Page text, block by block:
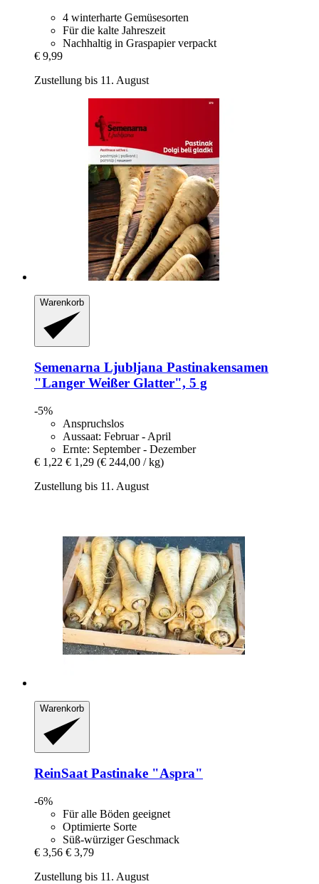
4 winterharte Gemüsesorten
Für die kalte Jahreszeit
Nachhaltig in Graspapier verpackt
€ 9,99
Zustellung bis 11. August
Warenkorb
Semenarna Ljubljana Pastinakensamen
"Langer Weißer Glatter", 5 g
-5%
Anspruchslos
Aussaat: Februar - April
Ernte: September - Dezember
€ 1,22 € 1,29 (€ 244,00 / kg)
Zustellung bis 11. August
Warenkorb
ReinSaatPastinake "Aspra"
-6%
Für alle Böden geeignet
Optimierte Sorte
Süß-würziger Geschmack
€ 3,56 € 3,79
Zustellung bis 11. August